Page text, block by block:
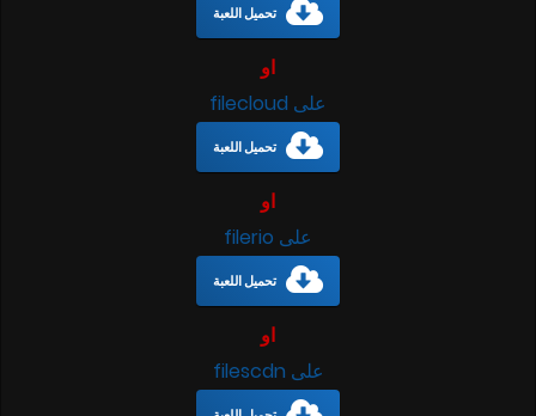
تحميل اللعبة
او
على filecloud
تحميل اللعبة
او
على filerio
تحميل اللعبة
او
على filescdn